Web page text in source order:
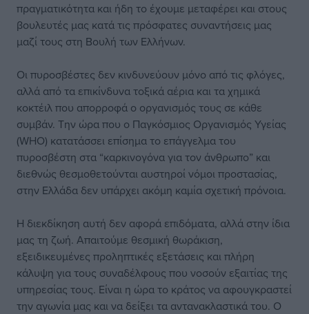
πραγματικότητα και ήδη το έχουμε μεταφέρει και στους
βουλευτές μας κατά τις πρόσφατες συναντήσεις μας
μαζί τους στη Βουλή των Ελλήνων.
Οι πυροσβέστες δεν κινδυνεύουν μόνο από τις φλόγες,
αλλά από τα επικίνδυνα τοξικά αέρια και τα χημικά
κοκτέιλ που απορροφά ο οργανισμός τους σε κάθε
συμβάν. Την ώρα που ο Παγκόσμιος Οργανισμός Υγείας
(WHO) κατατάσσει επίσημα το επάγγελμα του
πυροσβέστη στα “καρκινογόνα για τον άνθρωπο” και
διεθνώς θεσμοθετούνται αυστηροί νόμοι προστασίας,
στην Ελλάδα δεν υπάρχει ακόμη καμία σχετική πρόνοια.
Η διεκδίκηση αυτή δεν αφορά επιδόματα, αλλά στην ίδια
μας τη ζωή. Απαιτούμε θεσμική θωράκιση,
εξειδικευμένες προληπτικές εξετάσεις και πλήρη
κάλυψη για τους συναδέλφους που νοσούν εξαιτίας της
υπηρεσίας τους. Είναι η ώρα το κράτος να αφουγκραστεί
την αγωνία μας και να δείξει τα αντανακλαστικά του. Ο